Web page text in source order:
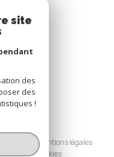
Mentions légales
Cookies
site
des
des
!